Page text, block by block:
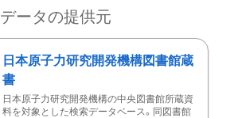
データの提供元
日本原子力研究開発機構図書館蔵
書
日本原子力研究開発機構の中央図書館所蔵資
料を対象とした検索データベース。同図書館